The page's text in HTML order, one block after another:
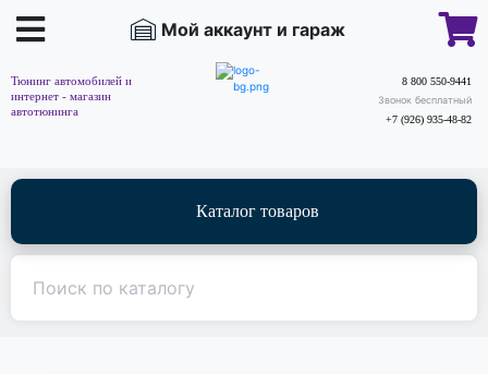
Мой аккаунт и гараж
Тюнинг автомобилей и
интернет - магазин
автотюнинга
8 800 550-9441
Звонок бесплатный
+7 (926) 935-48-82
Каталог товаров